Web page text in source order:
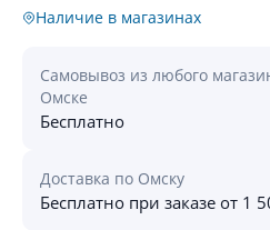
Наличие в магазинах
Самовывоз из любого
Омске
Бесплатно
Доставка по Омску
Бесплатно при заказе от 1